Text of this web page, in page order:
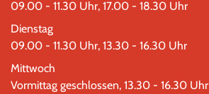
09.00 - 11.30 Uhr, 17.00 - 18.30 Uhr
Dienstag
09.00 - 11.30 Uhr, 13.30 - 16.30 Uhr
Mittwoch
Vormittag geschlossen, 13.30 - 16.30 Uhr